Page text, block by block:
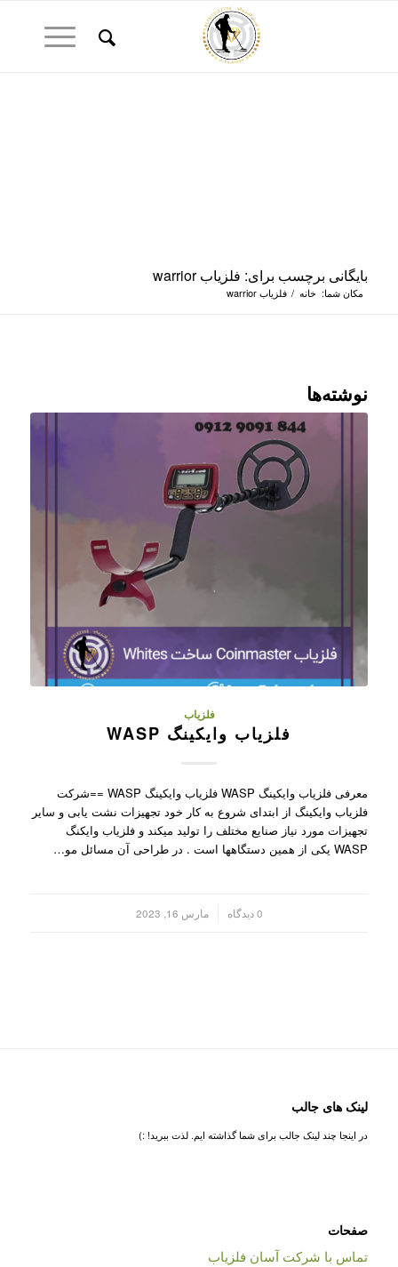
بایگانی برچسب برای: فلزیاب warrior
مکان شما: خانه / فلزیاب warrior
نوشته‌ها
فلزیاب
فلزیاب وایکینگ WASP
معرفی فلزیاب وایکینگ WASP فلزیاب وایکینگ WASP ==شرکت
فلزیاب وایکینگ از ابتدای شروع به کار خود تجهیزات نشت یابی و سایر
تجهیزات مورد نیاز صنایع مختلف را تولید میکند و فلزیاب وایکنگ
WASP یکی از همین دستگاهها است . در طراحی آن مسائل مو…
0 دیدگاه مارس 16, 2023
لینک های جالب
در اینجا چند لینک جالب برای شما گذاشته ایم. لذت ببرید! :)
صفحات
تماس با شرکت آسان فلزیاب